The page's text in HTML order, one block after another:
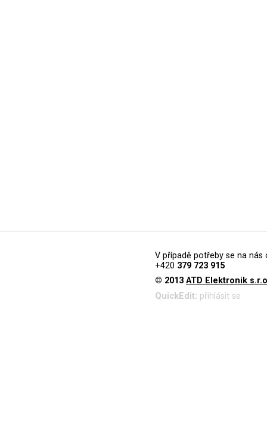
V případě potřeby se na
+420 379 723 915
© 2013 ATD Elektronik
QuickEdit: přihlásit se